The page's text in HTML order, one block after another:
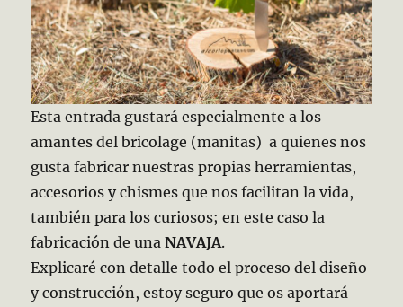
Esta entrada gustará especialmente a los
amantes del bricolage (manitas) a quienes nos
gusta fabricar nuestras propias herramientas,
accesorios y chismes que nos facilitan la vida,
también para los curiosos; en este caso la
fabricación de unaNAVAJA.
Explicaré con detalle todo el proceso del diseño
y construcción, estoy seguro que os aportará